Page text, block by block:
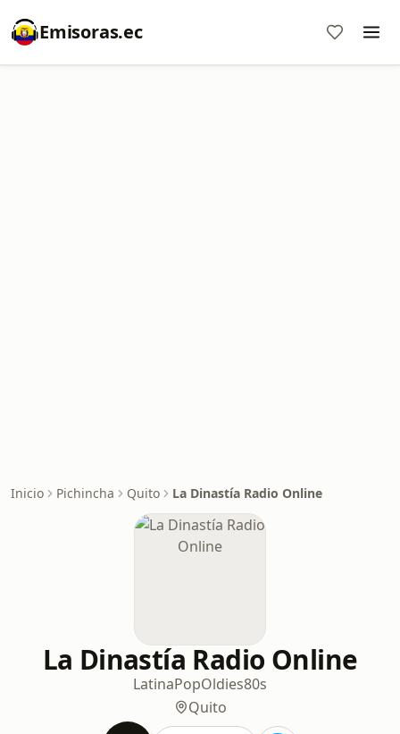
Emisoras.ec
Inicio Pichincha Quito La Dinastía Radio Online
La Dinastía Radio Online
LatinaPopOldies80s
Quito